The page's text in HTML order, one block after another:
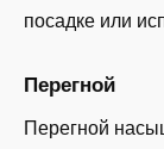
посадке или
Перегной
Перегной